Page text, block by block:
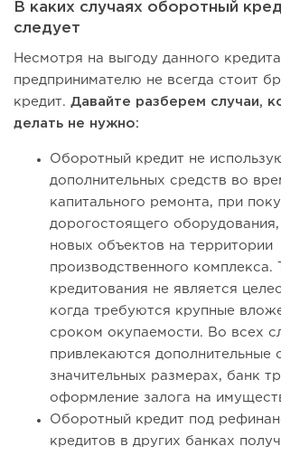
В каких случаях оборотный
следует
Несмотря на выгоду данного
предпринимателю не всегда стоит
кредит. Давайте разберем случаи,
делать не нужно:
Оборотный кредит не
дополнительных средств во
капитального ремонта, при
дорогостоящего оборудования,
новых объектов на территории
производственного комплекса.
кредитования не является
когда требуются крупные
сроком окупаемости. Во всех
привлекаются дополнительные
значительных размерах, банк
оформление залога на
Оборотный кредит под
кредитов в других банках